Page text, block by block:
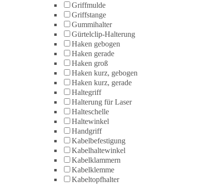
Griffmulde
Griffstange
Gummihalter
Gürtelclip-Halterung
Haken gebogen
Haken gerade
Haken groß
Haken kurz, gebogen
Haken kurz, gerade
Haltegriff
Halterung für Laser
Halteschelle
Haltewinkel
Handgriff
Kabelbefestigung
Kabelhaltewinkel
Kabelklammern
Kabelklemme
Kabeltopfhalter